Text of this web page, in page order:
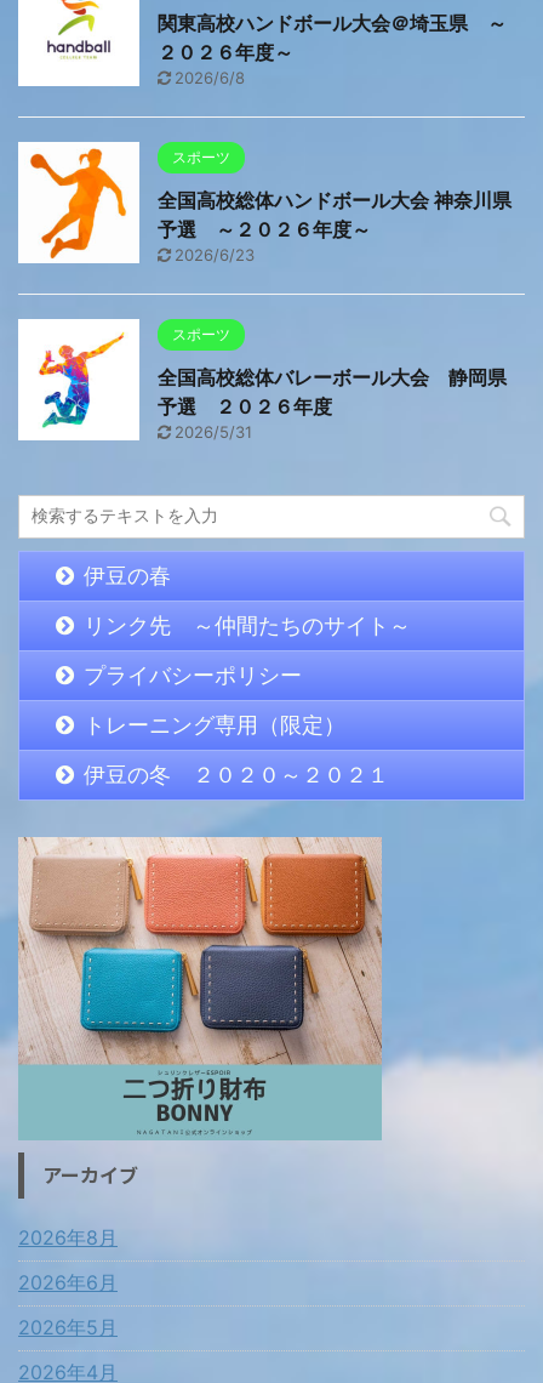
関東高校ハンドボール大会＠埼玉県 ～
２０２６年度～
2026/6/8
スポーツ
全国高校総体ハンドボール大会 神奈川県
予選 ～２０２６年度～
2026/6/23
スポーツ
全国高校総体バレーボール大会 静岡県
予選 ２０２６年度
2026/5/31
伊豆の春
リンク先 ～仲間たちのサイト～
プライバシーポリシー
トレーニング専用（限定）
伊豆の冬 ２０２０～２０２１
アーカイブ
2026年8月
2026年6月
2026年5月
2026年4月